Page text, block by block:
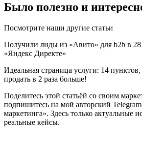
Было полезно и
Посмотрите наши другие статьи
Получили лиды из «Авито» для b2b в 28
«Яндекс Директе»
Идеальная страница услуги: 14
продать в 2 раза больше!
Поделитесь этой статьёй со своим
подпишитесь на мой авторский
маркетинга». Здесь только актуальные
реальные кейсы.